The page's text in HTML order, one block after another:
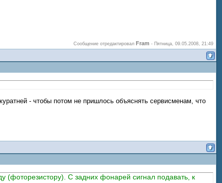
Сообщение отредактировал Fram - Пятница, 09.05.2008, 21:49
- чтобы потом не пришлось объяснять сервисменам, что
С задних фонарей сигнал подавать, к